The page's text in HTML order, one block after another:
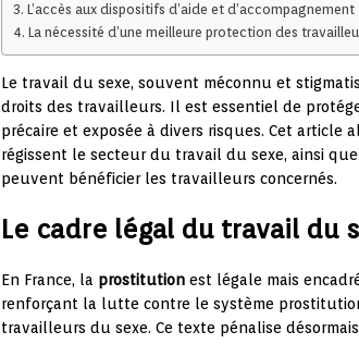
L’accès aux dispositifs d’aide et d’accompagnement
La nécessité d’une meilleure protection des
Le travail du sexe, souvent méconnu et
droits des travailleurs. Il est essentiel de
précaire et exposée à divers risques. Cet
régissent le secteur du travail du sexe, ainsi
peuvent bénéficier les travailleurs concernés.
Le cadre légal du travail du
En France, la prostitution est légale mais
renforçant la lutte contre le système
travailleurs du sexe. Ce texte pénalise